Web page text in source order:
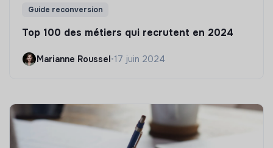
Guide reconversion
Top 100 des métiers qui recrutent en 2024
Marianne Roussel•17 juin 2024